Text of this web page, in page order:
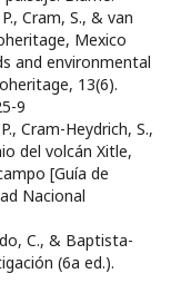
Cram, S., & van
Mexico
and environmental
13(6).
9
Cram-Heydrich, S.,
del volcán Xitle,
[Guía de
Nacional
C., & Baptista-
(6a ed.).